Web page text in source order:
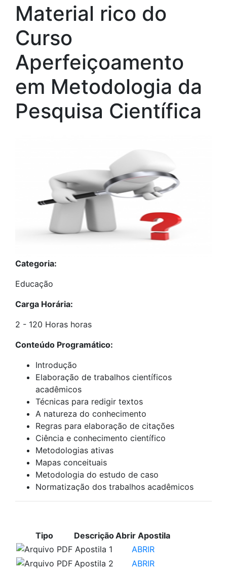
Material rico do
Curso
Aperfeiçoamento
em Metodologia da
Pesquisa Científica
Categoria:
Educação
Carga Horária:
2 - 120 Horas horas
Conteúdo Programático:
Introdução
Elaboração de trabalhos científicos
acadêmicos
Técnicas para redigir textos
A natureza do conhecimento
Regras para elaboração de citações
Ciência e conhecimento científico
Metodologias ativas
Mapas conceituais
Metodologia do estudo de caso
Normatização dos trabalhos acadêmicos
Tipo DescriçãoAbrir Apostila
Apostila 1
ABRIR
Apostila 2
ABRIR